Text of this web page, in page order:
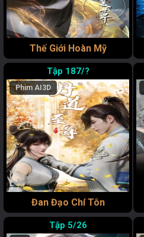
Thế Giới Hoàn Mỹ
187/?
Phim AI 3D
Đan Đạo Chí Tôn
5/26